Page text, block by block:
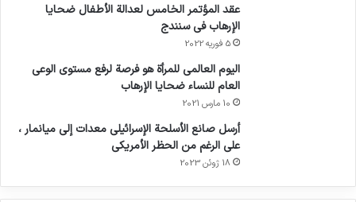
عقد المؤتمر الخامس لعدالة الأطفال ضحايا
الإرهاب في سنندج
5 فوریه 2022
اليوم العالمي للمرأة هو فرصة لرفع مستوى الوعي
العام للنساء ضحايا الإرهاب
10 مارس 2021
أرسل صانع الأسلحة الإسرائيلي معدات إلى ميانمار ،
على الرغم من الحظر الأمريكي
18 ژوئن 2023